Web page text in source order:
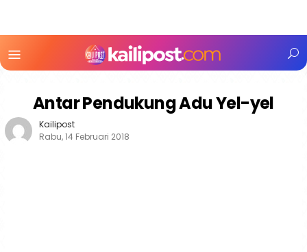
Mobile
Antar Pendukung Adu Yel-yel
Kailipost
Rabu, 14 Februari 2018